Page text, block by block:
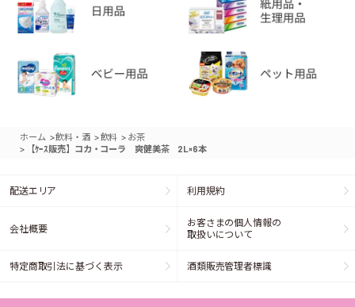
ホーム >飲料・酒 >飲料 > お茶
> 【ｹｰｽ販売】コカ・コーラ 爽健美茶 2L×6本
配送エリア 利用規約
会社概要
お客さまの個人情報の
取扱いについて
特定商取引法に基づく表示 酒類販売管理者標識